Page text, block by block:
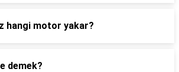
hangi motor yakar?
demek?